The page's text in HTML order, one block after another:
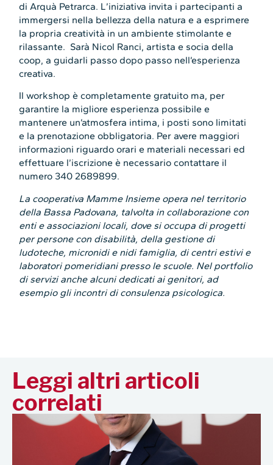
di Arquà Petrarca. L’iniziativa invita i partecipanti a
immergersi nella bellezza della natura e a esprimere
la propria creatività in un ambiente stimolante e
rilassante. Sarà Nicol Ranci, artista e socia della
coop, a guidarli passo dopo passo nell’esperienza
creativa.
Il workshop è completamente gratuito ma, per
garantire la migliore esperienza possibile e
mantenere un’atmosfera intima, i posti sono limitati
e la prenotazione obbligatoria. Per avere maggiori
informazioni riguardo orari e materiali necessari ed
effettuare l’iscrizione è necessario contattare il
numero 340 2689899.
La cooperativa Mamme Insieme opera nel territorio
della Bassa Padovana, talvolta in collaborazione con
enti e associazioni locali, dove si occupa di progetti
per persone con disabilità, della gestione di
ludoteche, micronidi e nidi famiglia, di centri estivi e
laboratori pomeridiani presso le scuole. Nel portfolio
di servizi anche alcuni dedicati ai genitori, ad
esempio gli incontri di consulenza psicologica.
Leggi altri articoli
correlati